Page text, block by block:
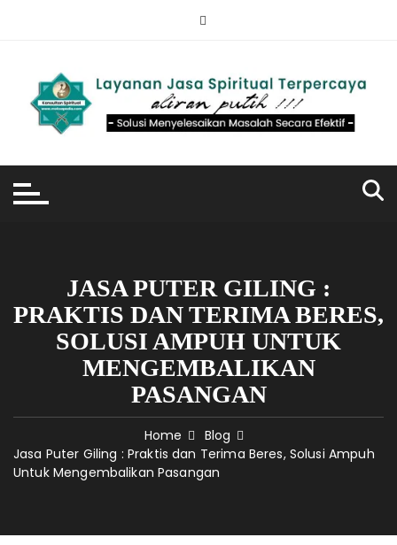
JASA PUTER GILING :
PRAKTIS DAN TERIMA BERES,
SOLUSI AMPUH UNTUK
MENGEMBALIKAN
PASANGAN
Home
Blog
Jasa Puter Giling : Praktis dan Terima Beres, Solusi Ampuh
Untuk Mengembalikan Pasangan